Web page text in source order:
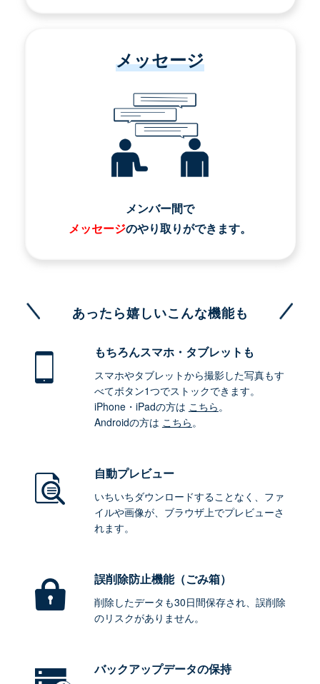
メッセージ
メンバー間で
メッセージのやり取りができます。
あったら嬉しいこんな機能も
もちろんスマホ・タブレットも
スマホやタブレットから撮影した写真もす
べてボタン1つでストックできます。
iPhone・iPadの方は こちら。
Androidの方は こちら。
自動プレビュー
いちいちダウンロードすることなく、ファ
イルや画像が、ブラウザ上でプレビューさ
れます。
誤削除防止機能（ごみ箱）
削除したデータも30日間保存され、誤削除
のリスクがありません。
バックアップデータの保持